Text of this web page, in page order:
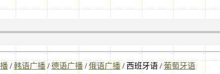
/韩语广播 /德语广播 /俄语广播 / 西班牙语 /葡萄牙语